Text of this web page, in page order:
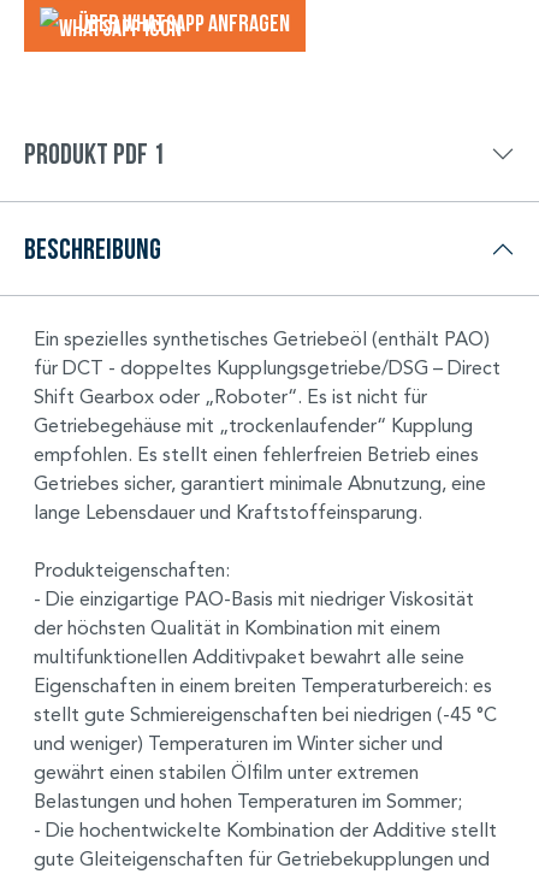
Über WhatsApp anfragеn
Produkt PDF 1
Beschreibung
Ein spezielles synthetisches Getriebeöl (enthält PAO)
für DCT - doppeltes Kupplungsgetriebe/DSG – Direct
Shift Gearbox oder „Roboter“. Es ist nicht für
Getriebegehäuse mit „trockenlaufender“ Kupplung
empfohlen. Es stellt einen fehlerfreien Betrieb eines
Getriebes sicher, garantiert minimale Abnutzung, eine
lange Lebensdauer und Kraftstoffeinsparung.
Produkteigenschaften:
- Die einzigartige PAO-Basis mit niedriger Viskosität
der höchsten Qualität in Kombination mit einem
multifunktionellen Additivpaket bewahrt alle seine
Eigenschaften in einem breiten Temperaturbereich: es
stellt gute Schmiereigenschaften bei niedrigen (-45 °C
und weniger) Temperaturen im Winter sicher und
gewährt einen stabilen Ölfilm unter extremen
Belastungen und hohen Temperaturen im Sommer;
- Die hochentwickelte Kombination der Additive stellt
gute Gleiteigenschaften für Getriebekupplungen und